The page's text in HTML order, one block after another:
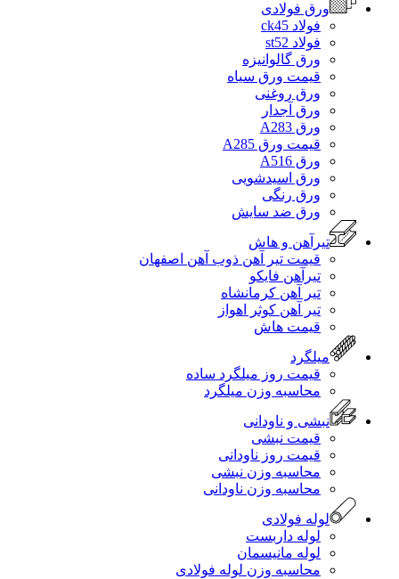
ورق فولادی
فولاد ck45
فولاد st52
ورق گالوانیزه
قیمت ورق سیاه
ورق روغنی
ورق آجدار
ورق A283
قیمت ورق A285
ورق A516
ورق اسیدشویی
ورق رنگی
ورق ضد سایش
تیرآهن و هاش
قیمت تیر آهن ذوب آهن اصفهان
تیرآهن فایکو
تیر آهن کرمانشاه
تیر آهن کوثر اهواز
قیمت هاش
میلگرد
قیمت روز میلگرد ساده
محاسبه وزن میلگرد
نبشی و ناودانی
قیمت نبشی
قیمت روز ناودانی
محاسبه وزن نبشی
محاسبه وزن ناودانی
لوله فولادی
لوله داربست
لوله مانیسمان
محاسبه وزن لوله فولادی